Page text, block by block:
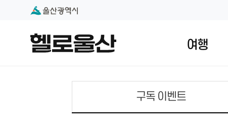
본문 내용 바로가기
대메뉴 바로가기
여행
구독 이벤트